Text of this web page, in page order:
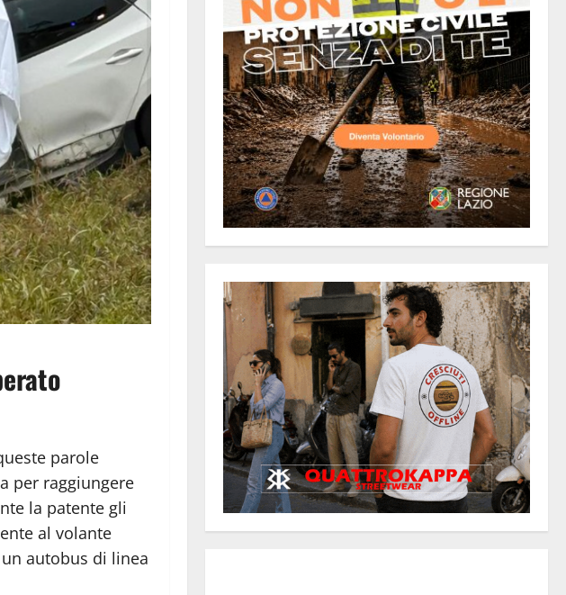
parole
per raggiungere
la patente gli
al volante
autobus di linea